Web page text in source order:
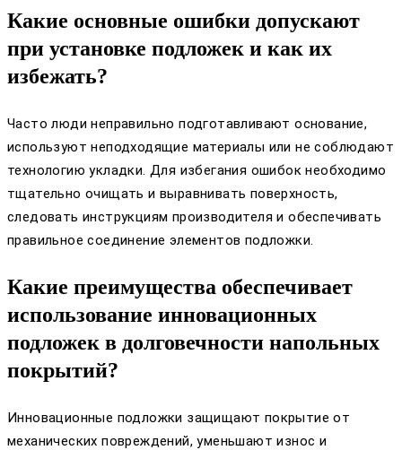
Какие основные ошибки допускают
при установке подложек и как их
избежать?
Часто люди неправильно подготавливают основание,
используют неподходящие материалы или не соблюдают
технологию укладки. Для избегания ошибок необходимо
тщательно очищать и выравнивать поверхность,
следовать инструкциям производителя и обеспечивать
правильное соединение элементов подложки.
Какие преимущества обеспечивает
использование инновационных
подложек в долговечности напольных
покрытий?
Инновационные подложки защищают покрытие от
механических повреждений, уменьшают износ и